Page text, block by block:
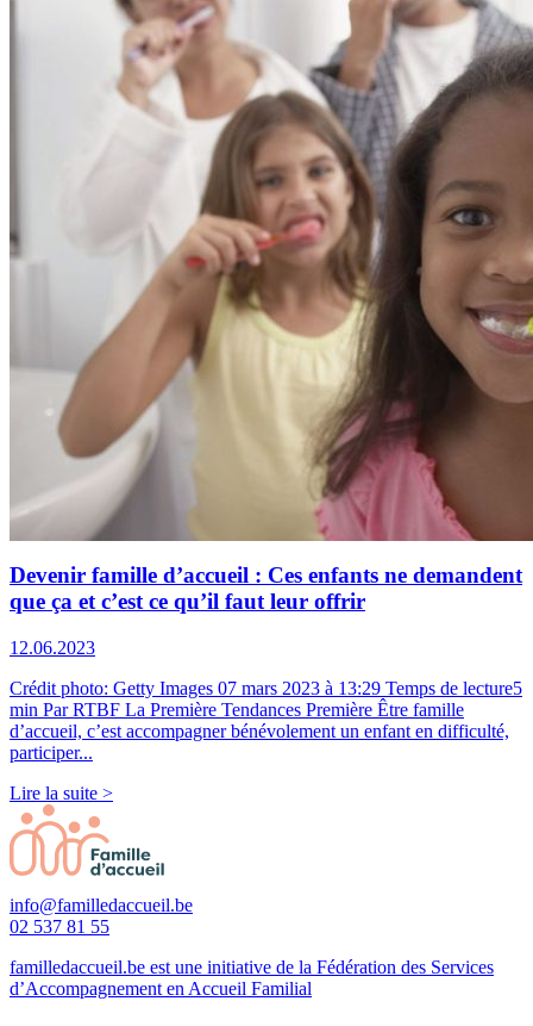
Devenir famille d’accueil : Ces enfants ne demandent
que ça et c’est ce qu’il faut leur offrir
12.06.2023
Crédit photo: Getty Images 07 mars 2023 à 13:29 Temps de lecture5
min Par RTBF La Première Tendances Première Être famille
d’accueil, c’est accompagner bénévolement un enfant en difficulté,
participer...
Lire la suite >
info@familledaccueil.be
02 537 81 55
familledaccueil.be est une initiative de la Fédération des Services
d’Accompagnement en Accueil Familial